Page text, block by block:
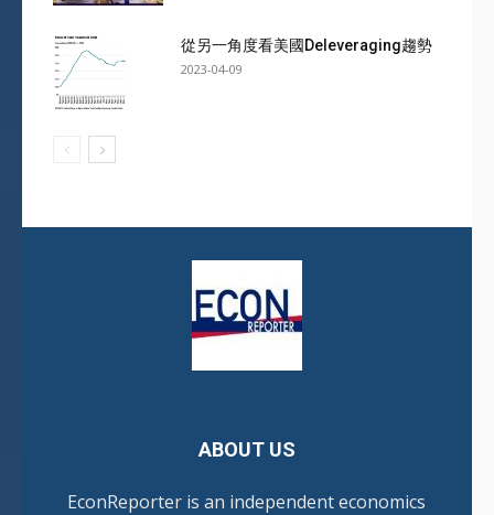
從另一角度看美國Deleveraging趨勢
2023-04-09
ABOUT US
EconReporter is an independent economics